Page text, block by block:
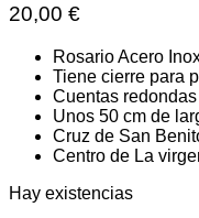
20,00 €
Rosario Acero
Tiene cierre para
Cuentas
Unos 50 cm de
Cruz de San
Centro de La
Hay existencias